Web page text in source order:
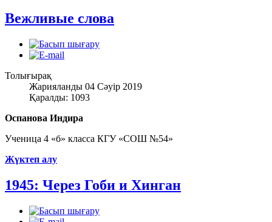
Вежливые слова
Толығырақ
Жарияланды 04 Сәуір 2019
Қаралды: 1093
Оспанова Индира
Ученица 4 «б» класса КГУ «СОШ №54»
Жүктеп алу
1945: Через Гоби и Хинган